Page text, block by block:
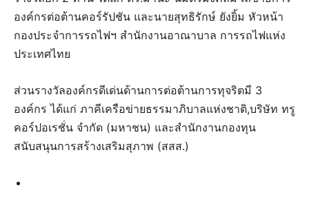
องค์กรต่อต้านคอร์รัปชัน และนายสุทธิรักษ์ ยังยิ้ม หัวหน้า
กองประจำการรถไฟฯ สำนักงานอาณาบาล การรถไฟแห่ง
ประเทศไทย
ส่วนรางวัลองค์กรดีเด่นด้านการต่อต้านการทุจริตมี 3
องค์กร ได้แก่ ภาคีเครือข่ายธรรมาภิบาลแห่งชาติ,บริษัท ทรู
คอร์ปอเรชั่น จำกัด (มหาชน) และสำนักงานกองทุน
สนับสนุนการสร้างเสริมสุภาพ (สสส.)